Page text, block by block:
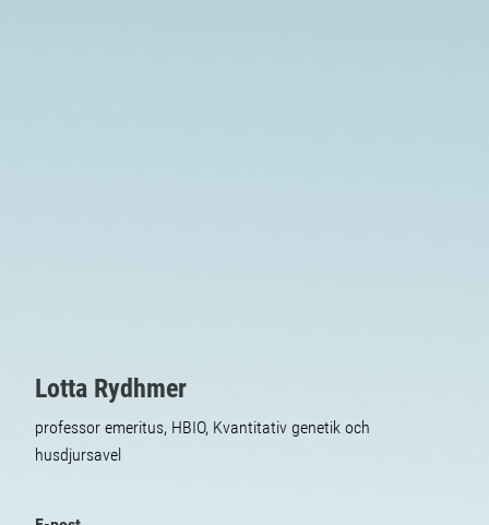
Lotta Rydhmer
professor emeritus, HBIO, Kvantitativ genetik och
husdjursavel